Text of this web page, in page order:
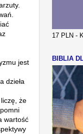
jest
dzieła
że
wartość
17 PLN -
BIBLIA